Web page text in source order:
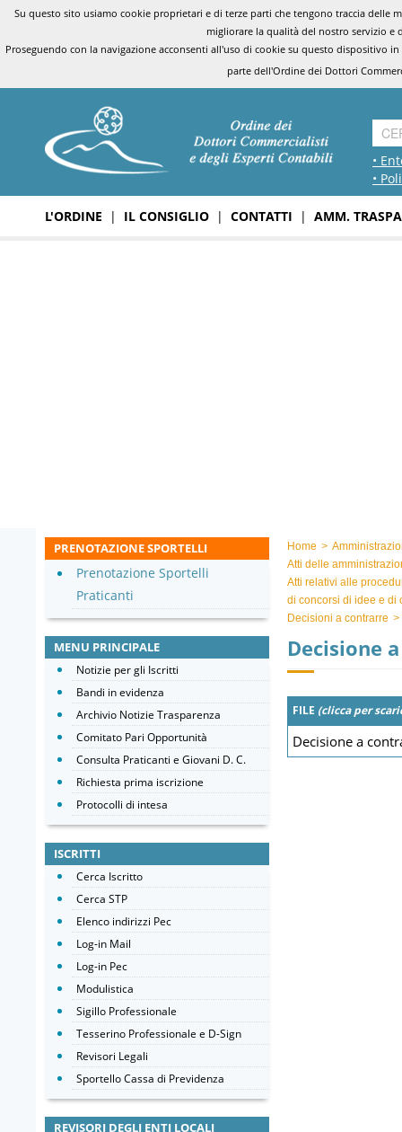
Su questo sito usiamo cookie proprietari e di terze parti che tengono traccia
migliorare la qualità del nostro servizio e
Proseguendo con la navigazione acconsenti all'uso di cookie su questo dispositivo
parte dell'Ordine dei Dottori
•
•
L'ORDINE | IL CONSIGLIO | CONTATTI | AMM.
Home >
Atti delle
Atti relativi alle
di concorsi di idee e di
Decisioni a contrarre >
Decisione
FILE (clicca per
Decisione a
PRENOTAZIONE SPORTELLI
Prenotazione Sportelli
Praticanti
MENU PRINCIPALE
Notizie per gli Iscritti
Bandi in evidenza
Archivio Notizie Trasparenza
Comitato Pari Opportunità
Consulta Praticanti e Giovani D. C.
Richiesta prima iscrizione
Protocolli di intesa
ISCRITTI
Cerca Iscritto
Cerca STP
Elenco indirizzi Pec
Log-in Mail
Log-in Pec
Modulistica
Sigillo Professionale
Tesserino Professionale e D-Sign
Revisori Legali
Sportello Cassa di Previdenza
REVISORI DEGLI ENTI LOCALI